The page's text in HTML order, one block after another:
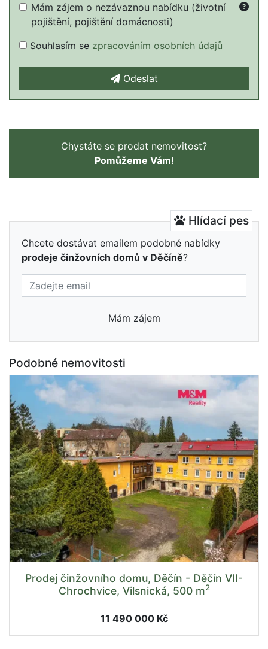
Mám zájem o nezávaznou nabídku (životní
pojištění, pojištění domácnosti)
Souhlasím se zpracováním osobních údajů
Odeslat
Chystáte se prodat nemovitost?
Pomůžeme Vám!
Hlídací pes
Chcete dostávat emailem podobné nabídky
prodeje činžovních domů v Děčíně?
Mám zájem
Podobné nemovitosti
Prodej činžovního domu, Děčín - Děčín VII-
Chrochvice, Vilsnická, 500 m2
11 490 000 Kč